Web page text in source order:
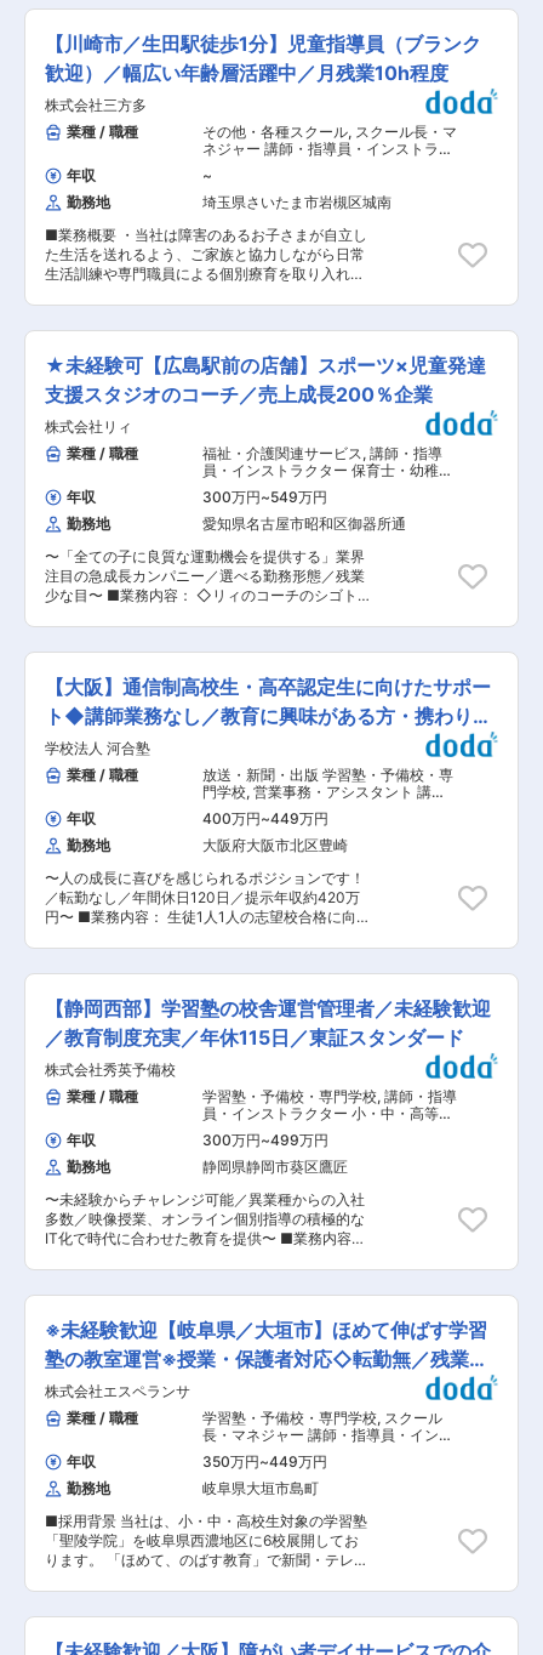
大学入試知識研修 ・接客応対研修 ・生徒指導力
向上研修 など ■就業環境 ・休日：シフト制で
す。月に2〜3日程は土日祝日休を取得でき、連休
の取得も可能です。シフトは希望と業務スケジュ
ールを考慮して決定します。プライベートと両立
しやすい環境です。 ・就業時間：8時〜22時の範
囲での実働8時間勤務です。詳細パターンは校舎
により異なりますが、平均すると日勤・遅勤の割
合が半々です。 ・残業時間：月の平均残業時間は
20時間程度です。残業手当は1分単位で支給され
ます。※本格的な受験シーズンである1月〜翌年度
の授業がスタートする4月中旬までの繁忙期は30
時間程度に上ることもございますが、通常は10時
社から案内がございます。※入塾時期や前年度人
事考課によって２年目は受験機会がない場合もご
ローいただくポジションです。 講師業務はないの
で、生徒の成長を一緒に喜べる方・サポートやフ
ォローにやりがいを感じられる方を、経験値問わ
ず募集しております。 ※未経験活躍について：中
途入社の9割が未経験スタートです。万全の教育
体制を整えていますのでご安心ください。 ■職務
詳細 ※チューター業務50％・その他50％程度で
す <生徒フォロー> ・生徒との進路面談（保護者
との三者面談含む） ・ホームルームでのガイダン
ス ・成績の分析や出欠の管理 など <生徒募集>
・問い合わせいただいたお客様への入塾案内 ・体
験授業や入塾説明会の企画/広報 など ＜その他
運営業務全般＞ ・各種受付対応 ・授業準備のサ
ポート ・自習室等の学習環境整備 ・アルバイト
スタッフの管理/育成 など 【フォロー体制例】
・新入職員研修 ・トレーナーによるOJT（入社か
研修 ・接客応対研修 ・生徒指導力向上研修 な
日程は土日祝日休を取得でき、連休の取得も可能
です。 シフトは希望と業務スケジュールを考慮し
て決定します。プライベートと両立しやすい環境
です。 ・就業時間：8時〜22時の範囲での実働8
時間勤務です。詳細パターンは校舎により異なり
ますが、平均すると日勤・遅勤の割合が半々で
す。 ・残業時間：月の平均残業時間は20時間程
度です。残業手当は1分単位で支給されます。 ※
本格的な受験シーズンである1月〜翌年度の授業
がスタートする4月中旬までの繁忙期は30時間程
度に上ることもございますが、通常は10時間程度
案内がございます。※入塾時期や前年度人事考課
によって２年目は受験機会がない場合もございま
【川崎市／生田駅徒歩1分】児童指導員（ブランク
歓迎）／幅広い年齢層活躍中／月残業10h程度
株式会社三方多
業種 / 職種
その他・各種スクール, スクール長・マ
ネジャー 講師・指導員・インストラク
年収
~
勤務地
埼玉県さいたま市岩槻区城南
■業務概要 ・当社は障害のあるお子さまが自立し
た生活を送れるよう、ご家族と協力しながら日常
生活訓練や専門職員による個別療育を取り入れた
識や技能を身につけるための療育支援 ・余暇活
動・創作活動・地域交流など ・送迎業務 ※勤務
地から車で1時間以内 ■1日の流れ： ・出社→事務
作業、お迎え準備→休憩→送迎→療育支援→送迎
→退社 ■事業所の特徴： 障害のあるお子さまが自
立した生活を送れるよう、ご家族と協力しながら
日常生活訓練や機能訓練等を行います。また、発
達を支援する上で、お子さまの発達特性のみに焦
点を合わせるのではなく、その子の生活環境（ご
家族、学校、地域など）を含めた包括的な子育て
支援を意識しております。複数の児童発達支援・
放課後等デイサービスを展開している実績と豊富
な経験のもと、一人ひとりの成長を見守っていま
す。 ■組織構成： ・現在10名（30〜60代）が在
籍しております。 ■入社後： ・先輩社員のもと
OJTにて業務を覚えていただきます。独り立ちま
は、主体的で自由な集団遊びの時間を毎日実施し
ております。お子さまにとって楽しい活動である
からこそ、次の活動につながるもの。何より、
「お子さまとスタッフが一緒に活動していてお互
いが楽しいと感じる感覚」（情動共有）を育むこ
とで「関係性の発達」をどんどん伸ばせるように
しています。この他、集団・個別での設定活動、
機能訓練担当スタッフ（臨床心理士、理学療法
士、作業療法士など）による個別療法をアセスメ
ントに基づき適時行っています。 ・お子さまの発
達を支援する上で、発達特性のみに焦点を合わせ
るのではなく、生活環境（ご家族、学校、地域な
ど）を含めた包括的な子育て支援を意識しており
向けセミナー、親の会、保護者面談、母子通所に
よる機能訓練、地域機関との担当者会議参加、自
どより多くの方に参加していただいてつながりを
持てる取り組みを行っています。
★未経験可【広島駅前の店舗】スポーツ×児童発達
支援スタジオのコーチ／売上成長200％企業
株式会社リィ
業種 / 職種
福祉・介護関連サービス, 講師・指導
員・インストラクター 保育士・幼稚園
教諭
年収 300万円~549万円
勤務地
愛知県名古屋市昭和区御器所通
〜「全ての子に良質な運動機会を提供する」業界
注目の急成長カンパニー／選べる勤務形態／残業
少な目〜 ■業務内容： ◇リィのコーチのシゴト
ィードバック ・事務作業 ・環境整備・清掃 ・希
望に応じたプロジェクトへの参画 （運動プログラ
ム作成プロジェクト／面接官挑戦／スタジオリー
ダー挑戦／海外出張の通訳など） ■1日の流れ
（平日）： 10:00 朝の151運動、朝会 10:15 午
前の支援開始（95分） 11:45 記録作成 12:00
昼食・休憩 13:00 昼の151運動 13:05 プロジ
ェクトミーティング 14:15 午後の支援（保護者
フィードバック含む） 15:50 記録作成、事務作
業 17:30 清掃・環境整備 17:55 帰りの151運動
18:00 退勤 ■働きやすさの理由： ◇圧倒的にク
リアな運営 ・リィボーダーチェック（LBC）の徹
底により、常に「堂々と運営できる状態」をキー
プ ・疑問点をその場でクリアにできる文化 ・迷
わずお子さまに向き合える環境 ■こんな方におス
スメです： ・一人ひとりに寄り添った支援をした
ライベートも大切にしたい方 ・年齢や経験に関係
なくステップアップしたい方 ・海外出張や面接官
など新しい挑戦をしたい方 ・変化を楽しみ前向き
に働きたい方 ・対話を重視し支え合える環境を求
める方 ・キャリアアップと社会貢献の両方を実現
したい方 ・制度づくりや仕組みづくりに興味があ
る方 ・短期間で経験を積み市場価値を高めたい方
■キャリアパス： ・児童発達支援管理責任者とし
て支援のプロ ・直接支援を届けるスペシャリスト
コーチ ・スタジオをマネジメントするリーダー
・品質管理やプロジェクト担当 ・新規事業への挑
戦 など、多様なキャリアを描くことが可能です。
■当社の特徴： 運動を通じて子どもが自分を好き
関わりを大切に、挑戦と成長を楽しめる文化が根
づく環境です。 変更の範囲：会社の定める業務
【大阪】通信制高校生・高卒認定生に向けたサポー
ト◆講師業務なし／教育に興味がある方・携わりた
い方歓迎
学校法人 河合塾
業種 / 職種
放送・新聞・出版 学習塾・予備校・専
門学校, 営業事務・アシスタント 講
師・指導員・インストラクター
年収 400万円~449万円
勤務地
大阪府大阪市北区豊崎
〜人の成長に喜びを感じられるポジションです！
／転勤なし／年間休日120日／提示年収約420万
円〜 ■業務内容： 生徒1人1人の志望校合格に向
ございません。 一人ひとりにあったサポートを行
いながら、学習・進路指導を行っていきます。生
徒の成長を感じられるやりがいのあるお仕事で
す。 ■職務詳細 ※以下の業務を担当いただきま
す。 <生徒フォロー> ・生徒との進路面談（保護
者との三者面談含む） ・ホームルームでのガイダ
ンス ・成績の分析や出欠の管理 など <生徒募集
> ・問い合わせいただいたお客様への入塾案内 ・
体験授業や入塾説明会の企画/広報 など ＜その
他運営業務全般＞ ・各種受付対応 ・授業準備の
サポート ・自習室等の学習環境整備 ・アルバイ
トスタッフの管理/育成 など ■未経験活躍につ
いて： 中途入社の9割が未経験スタートです。万
全の教育体制を整えていますので、未経験の方も
ご安心ください。 【フォロー体制※一例】 ・新入
職員研修 ・トレーナーによるOJT（入社から半年
・接客応対研修 ・生徒指導力向上研修 など ■
就業環境： プライベートとの両立を行いやすい環
境が整っています。 ・休日：シフト制です。月に
2〜3日程は土日祝日休を取得でき、連休の取得も
可能です。シフトは希望と業務スケジュールを考
慮して決定します。 ・就業時間：8時〜22時の範
囲での実働8時間勤務です。 ・残業時間：月の平
均残業時間は30時間程度です。残業手当は1分単
位で支給されます。 ※本格的な受験シーズンであ
る1月〜翌年度の授業がスタートする4月中旬まで
繁忙期ですが、閑散期には10時間程度の月もある
等、メリハリのあるお仕事です。 ■河合塾グルー
プとは： 河合塾グループは高校生・高卒生を中心
スを提供する「総合教育機関」です。 その中でも
当社は、高卒生向けの予備校、現役生向けの塾、
【静岡西部】学習塾の校舎運営管理者／未経験歓迎
／教育制度充実／年休115日／東証スタンダード
株式会社秀英予備校
業種 / 職種
学習塾・予備校・専門学校, 講師・指導
員・インストラクター 小・中・高等学
校教師
年収 300万円~499万円
勤務地
静岡県静岡市葵区鷹匠
〜未経験からチャレンジ可能／異業種からの入社
多数／映像授業、オンライン個別指導の積極的な
IT化で時代に合わせた教育を提供〜 ■業務内容
す。 ・小学生から高卒生までの学習指導 ・生徒
の質問対応 ・学習プラン作成 ・生徒・保護者と
の三者面談、入学個別相談 ・生徒募集活動 ・講
師育成やシフト・コマ管理などのマネジメント業
務 ※講師職ではありません。 ※秀英式夢ノートを
使いながら生徒の状況を把握し学習アドバイスを
定期的に実施することでモチベーションUP。情
報共有アプリ「Comiru」なども活用し生徒・保護
者様をサポートします。 ※「個別指導校舎／
PAS」講師：生徒＝1：2の個別指導。学習指導は
アルバイト講師が実施。 ※「映像授業校／iD予備
校」当社教師による映像授業受講。生徒は各自の
カリキュラムに沿った科目・単元を視聴。問題演
習を行い、再度解説授業を視聴し内容の定着を図
ります。 ■働く環境 1日のスケジュール例：13：
10頃に出勤、22：30頃に退勤。お休みは水+土日
有休は1時間単位で取得可能。育休・産休制度の
※未経験歓迎【岐阜県／大垣市】ほめて伸ばす学習
塾の教室運営※授業・保護者対応◇転勤無／残業
20H
株式会社エスペランサ
業種 / 職種
学習塾・予備校・専門学校, スクール
長・マネジャー 講師・指導員・インス
トラクター
年収 350万円~449万円
勤務地
岐阜県大垣市島町
■採用背景 当社は、小・中・高校生対象の学習塾
「聖陵学院」を岐阜県西濃地区に6校展開してお
ります。 「ほめて、のばす教育」で新聞・テレビ
例が少ないのですが、教育委員会からの要望を受
け、公立中学校での出張授業や、指導方法の研修